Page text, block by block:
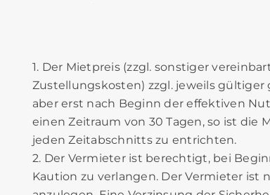
1. Der Mietpreis (zzgl. sonstiger
Zustellungskosten) zzgl. jeweils
aber erst nach Beginn der effektiven
einen Zeitraum von 30 Tagen, so ist die
jeden Zeitabschnitts zu entrichten.
2. Der Vermieter ist berechtigt, bei
Kaution zu verlangen. Der Vermieter